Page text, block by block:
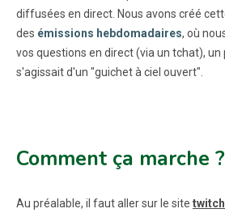
diffusées en direct. Nous avons créé
des émissions hebdomadaires, où
vos questions en direct (via un tchat), un
s'agissait d'un "guichet à ciel ouvert".
Comment ça marche ?
Au préalable, il faut aller sur le site